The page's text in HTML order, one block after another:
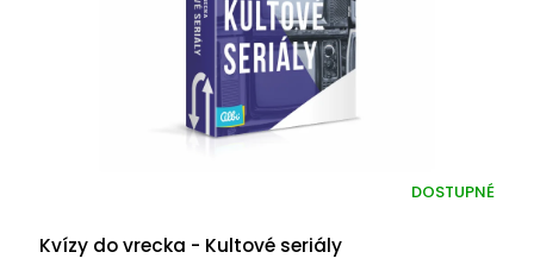
Kvízy do vrecka - Kultové seriály
DOSTUPNÉ